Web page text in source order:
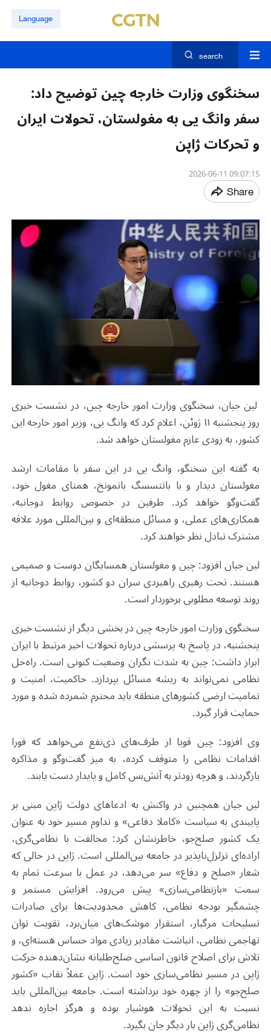
Language
search
سخنگوی وزارت خارجه چین توضیح داد:
سفر وانگ یی به مغولستان، تحولات ایران
و تحرکات ژاپن
09:07:15 2026-06-11
Share
لین جیان، سخنگوی وزارت امور خارجه چین، در نشست خبری
روز پنجشنبه ۱۱ ژوئن، اعلام کرد که وانگ یی، وزیر امور خارجه این
کشور، به زودی عازم مغولستان خواهد شد.
به گفته این سخنگو، وانگ یی در این سفر با مقامات ارشد
مغولستان دیدار و با باتتسسگ باتمونخ، همتای مغول خود،
گفت‌وگو خواهد کرد. طرفین در خصوص روابط دوجانبه،
همکاری‌های عملی، و مسائل منطقه‌ای و بین‌المللی مورد علاقه
مشترک تبادل نظر خواهند کرد.
لین جیان افزود: چین و مغولستان همسایگان دوست و صمیمی
هستند. تحت رهبری راهبردی سران دو کشور، روابط دوجانبه از
روند توسعه مطلوبی برخوردار است.
سخنگوی وزارت امور خارجه چین در بخشی دیگر از نشست خبری
پنجشنبه، در پاسخ به پرسشی درباره تحولات اخیر مرتبط با ایران
ابراز داشت: چین به شدت نگران وضعیت کنونی است. راه‌حل
نظامی نمی‌تواند به ریشه مسائل بپردازد. حاکمیت، امنیت و
تمامیت ارضی کشورهای منطقه باید محترم شمرده شده و مورد
حمایت قرار گیرد.
وی افزود: چین قویا از طرف‌های ذی‌نفع می‌خواهد که فورا
اقدامات نظامی را متوقف کرده، به میز گفت‌وگو و مذاکره
بازگردند، و هرچه زودتر به آتش‌بس کامل و پایدار دست یابند.
لین جیان همچنین در واکنش به ادعاهای دولت ژاپن مبنی بر
پایبندی به سیاست «کاملا دفاعی» و تداوم مسیر خود به عنوان
یک کشور صلح‌جو، خاطرنشان کرد: مخالفت با نظامی‌گری،
اراده‌ای تزلزل‌ناپذیر در جامعه بین‌المللی است. ژاپن در حالی که
شعار «صلح و دفاع» سر می‌دهد، در عمل با سرعت تمام به
سمت «بازنظامی‌سازی» پیش می‌رود. افزایش مستمر و
چشمگیر بودجه نظامی، کاهش محدودیت‌ها برای صادرات
تسلیحات مرگبار، استقرار موشک‌های میان‌برد، تقویت توان
تهاجمی نظامی، انباشت مقادیر زیادی مواد حساس هسته‌ای، و
تلاش برای اصلاح قانون اساسی صلح‌طلبانه نشان‌دهنده حرکت
ژاپن در مسیر نظامی‌سازی خود است. ژاپن عملاً نقاب «کشور
صلح‌جو» را از چهره خود برداشته است. جامعه بین‌المللی باید
نسبت به این تحولات هوشیار بوده و هرگز اجازه ندهد
نظامی‌گری ژاپن بار دیگر جان بگیرد.